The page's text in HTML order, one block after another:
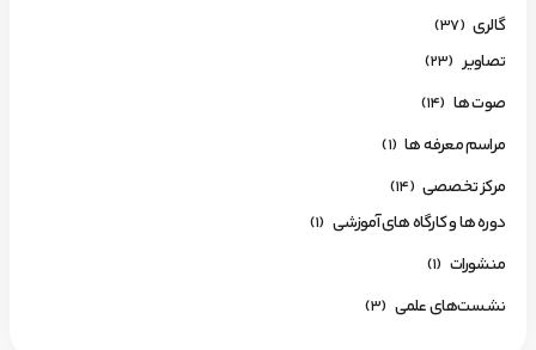
گالری (37)
تصاویر (23)
صوت ها (14)
مراسم معرفه ها (1)
مرکز تخصصی (14)
دوره ها و کارگاه های آموزشی (1)
منشورات (1)
نشست‌های علمی (3)